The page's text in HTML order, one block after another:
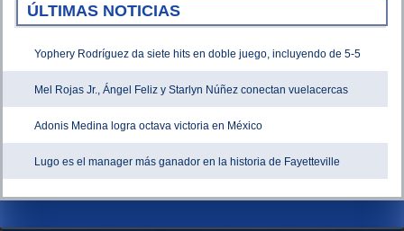
ÚLTIMAS NOTICIAS
Yophery Rodríguez da siete hits en doble juego, incluyendo de 5-5
Mel Rojas Jr., Ángel Feliz y Starlyn Núñez conectan vuelacercas
Adonis Medina logra octava victoria en México
Lugo es el manager más ganador en la historia de Fayetteville